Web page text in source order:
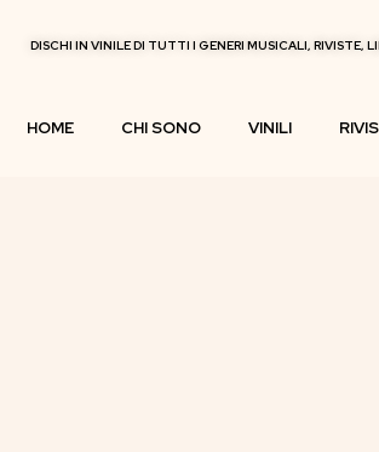
DISCHI IN VINILE DI TUTTI I GENERI MUSICALI, RIVISTE,
HOME CHI SONO VINILI